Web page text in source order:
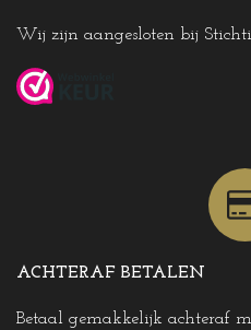
Wij zijn aangesloten bij
ACHTERAF BETALEN
Betaal gemakkelijk achteraf